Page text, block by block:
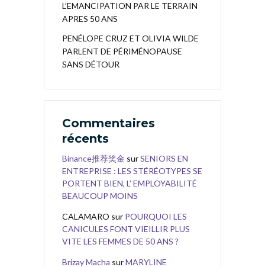
L’EMANCIPATION PAR LE TERRAIN
APRES 50 ANS
PENÉLOPE CRUZ ET OLIVIA WILDE
PARLENT DE PÉRIMÉNOPAUSE
SANS DÉTOUR
Commentaires
récents
Binance推荐奖金 surSENIORS EN
ENTREPRISE : LES STÉRÉOTYPES SE
PORTENT BIEN, L’ EMPLOYABILITÉ
BEAUCOUP MOINS
CALAMARO sur POURQUOI LES
CANICULES FONT VIEILLIR PLUS
VITE LES FEMMES DE 50 ANS ?
Brizay Macha surMARYLINE